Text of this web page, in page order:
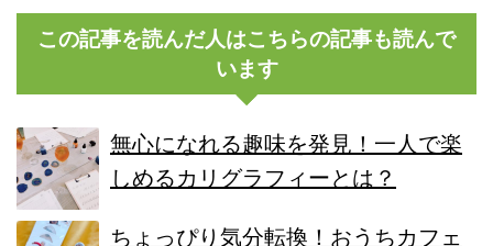
この記事を読んだ人はこちらの記事も読んで
います
無心になれる趣味を発見！一人で楽
しめるカリグラフィーとは？
ちょっぴり気分転換！おうちカフェ